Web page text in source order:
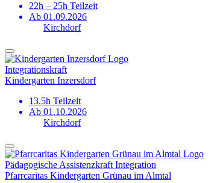
22h – 25h Teilzeit
Ab 01.09.2026
Kirchdorf
Integrationskraft
Kindergarten Inzersdorf
13.5h Teilzeit
Ab 01.10.2026
Kirchdorf
Pädagogische Assistenzkraft Integration
Pfarrcaritas Kindergarten Grünau im Almtal